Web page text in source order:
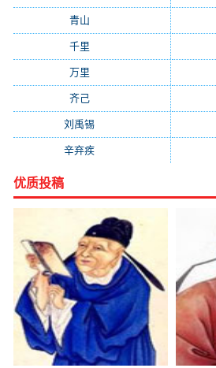
青山
千里
万里
齐己(781)
刘禹锡
辛弃疾
优质投稿